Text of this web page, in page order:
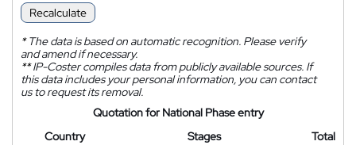
Recalculate
*The data is based on automatic recognition. Please verify
and amend if necessary.
**IP-Coster compiles data from publicly available sources. If
this data includes your personal information, you can contact
us to request its removal.
Quotation for National Phase entry
Country
Stages
Total